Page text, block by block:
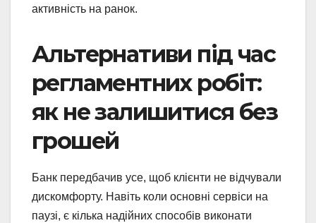
активність на ранок.
Альтернативи під час
регламентних робіт:
як не залишитися без
грошей
Банк передбачив усе, щоб клієнти не відчували
дискомфорту. Навіть коли основні сервіси на
паузі, є кілька надійних способів виконати